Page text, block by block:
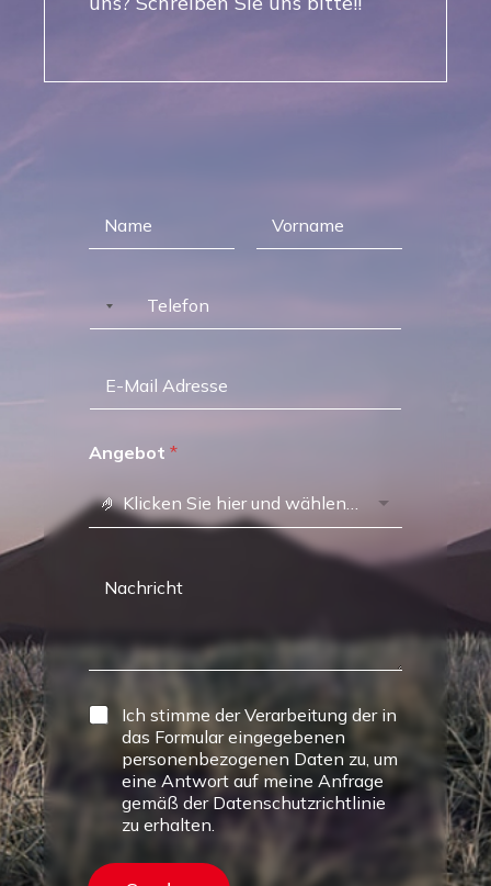
Angebot *
🤌 Klicken Sie hier und wählen Sie ein Haus aus
Ich stimme der Verarbeitung der in
das Formular eingegebenen
personenbezogenen Daten zu, um
eine Antwort auf meine Anfrage
gemäß der Datenschutzrichtlinie
zu erhalten.